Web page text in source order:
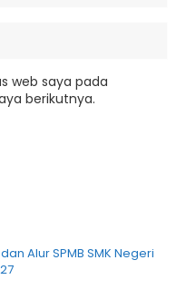
web saya pada
berikutnya.
Alur SPMB SMK Negeri